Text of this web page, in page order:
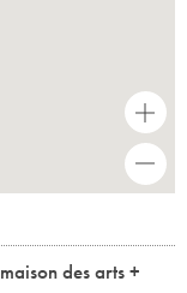
+
des arts +